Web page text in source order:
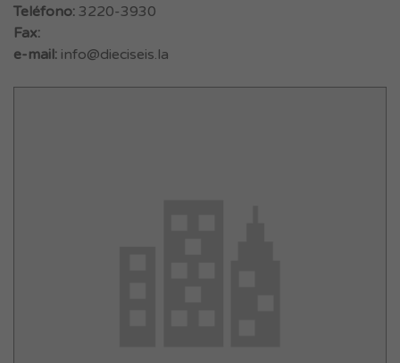
Teléfono: 3220-3930
Fax:
e-mail: info@dieciseis.la